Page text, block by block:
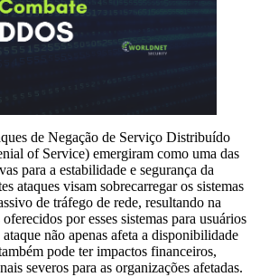
de Negação de Serviço Distribuído
of Service) emergiram como uma das
para a estabilidade e segurança da
ataques visam sobrecarregar os sistemas
de tráfego de rede, resultando na
por esses sistemas para usuários
não apenas afeta a disponibilidade
pode ter impactos financeiros,
severos para as organizações afetadas.